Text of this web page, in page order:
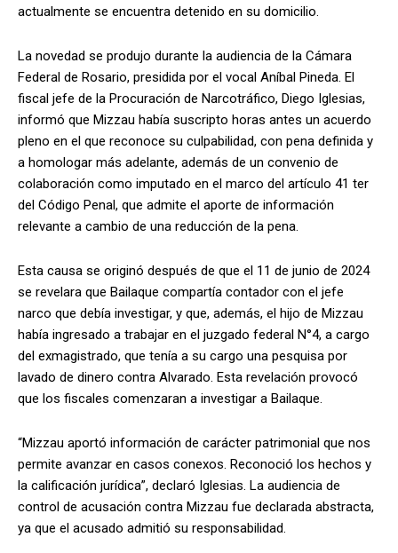
actualmente se encuentra detenido en su domicilio.
La novedad se produjo durante la audiencia de la Cámara
Federal de Rosario, presidida por el vocal Aníbal Pineda. El
fiscal jefe de la Procuración de Narcotráfico, Diego Iglesias,
informó que Mizzau había suscripto horas antes un acuerdo
pleno en el que reconoce su culpabilidad, con pena definida y
a homologar más adelante, además de un convenio de
colaboración como imputado en el marco del artículo 41 ter
del Código Penal, que admite el aporte de información
relevante a cambio de una reducción de la pena.
Esta causa se originó después de que el 11 de junio de 2024
se revelara que Bailaque compartía contador con el jefe
narco que debía investigar, y que, además, el hijo de Mizzau
había ingresado a trabajar en el juzgado federal N°4, a cargo
del exmagistrado, que tenía a su cargo una pesquisa por
lavado de dinero contra Alvarado. Esta revelación provocó
que los fiscales comenzaran a investigar a Bailaque.
“Mizzau aportó información de carácter patrimonial que nos
permite avanzar en casos conexos. Reconoció los hechos y
la calificación jurídica”, declaró Iglesias. La audiencia de
control de acusación contra Mizzau fue declarada abstracta,
ya que el acusado admitió su responsabilidad.